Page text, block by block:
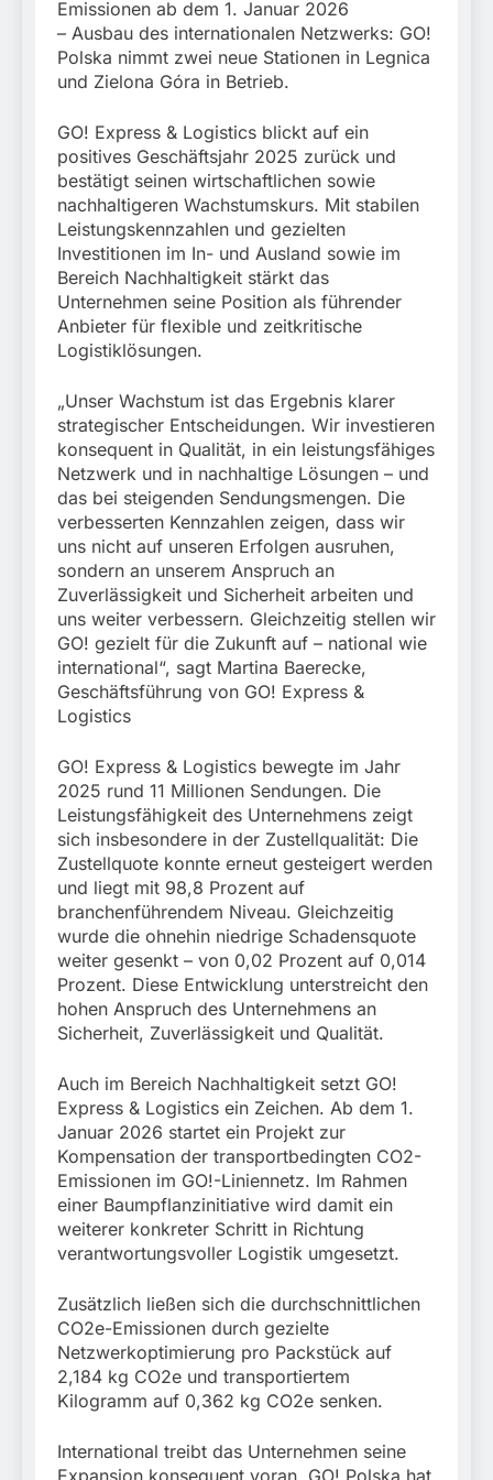
führt zur Sicherstellung
unversteuerter Zigaretten
und Einleitung eines
Steuerstrafverfahrens
Kraftfahrzeug über die
Grenze
eingereist/Bundespolizei
stellt Auto sicher
3. August 2026
Emissionen ab dem 1. Januar 2026
– Ausbau des internationalen Netzwerks: GO!
Polska nimmt zwei neue Stationen in Legnica
und Zielona Góra in Betrieb.
GO! Express & Logistics blickt auf ein
positives Geschäftsjahr 2025 zurück und
bestätigt seinen wirtschaftlichen sowie
nachhaltigeren Wachstumskurs. Mit stabilen
Leistungskennzahlen und gezielten
Investitionen im In- und Ausland sowie im
Bereich Nachhaltigkeit stärkt das
Unternehmen seine Position als führender
Anbieter für flexible und zeitkritische
Logistiklösungen.
„Unser Wachstum ist das Ergebnis klarer
strategischer Entscheidungen. Wir investieren
konsequent in Qualität, in ein leistungsfähiges
Netzwerk und in nachhaltige Lösungen – und
das bei steigenden Sendungsmengen. Die
verbesserten Kennzahlen zeigen, dass wir
uns nicht auf unseren Erfolgen ausruhen,
sondern an unserem Anspruch an
Zuverlässigkeit und Sicherheit arbeiten und
uns weiter verbessern. Gleichzeitig stellen wir
GO! gezielt für die Zukunft auf – national wie
international“, sagt Martina Baerecke,
Geschäftsführung von GO! Express &
Logistics
GO! Express & Logistics bewegte im Jahr
2025 rund 11 Millionen Sendungen. Die
Leistungsfähigkeit des Unternehmens zeigt
sich insbesondere in der Zustellqualität: Die
Zustellquote konnte erneut gesteigert werden
und liegt mit 98,8 Prozent auf
branchenführendem Niveau. Gleichzeitig
wurde die ohnehin niedrige Schadensquote
weiter gesenkt – von 0,02 Prozent auf 0,014
Prozent. Diese Entwicklung unterstreicht den
hohen Anspruch des Unternehmens an
Sicherheit, Zuverlässigkeit und Qualität.
Auch im Bereich Nachhaltigkeit setzt GO!
Express & Logistics ein Zeichen. Ab dem 1.
Januar 2026 startet ein Projekt zur
Kompensation der transportbedingten CO2-
Emissionen im GO!-Liniennetz. Im Rahmen
einer Baumpflanzinitiative wird damit ein
weiterer konkreter Schritt in Richtung
verantwortungsvoller Logistik umgesetzt.
Zusätzlich ließen sich die durchschnittlichen
CO2e-Emissionen durch gezielte
Netzwerkoptimierung pro Packstück auf
2,184 kg CO2e und transportiertem
Kilogramm auf 0,362 kg CO2e senken.
International treibt das Unternehmen seine